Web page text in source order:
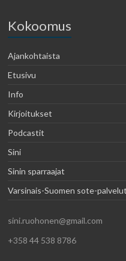
Kokoomus
Ajankohtaista
Etusivu
Info
Kirjoitukset
Podcastit
Sini
Sinin sparraajat
Varsinais-Suomen sote-palvelut
sini.ruohonen@gmail.com
+358 44 538 8786